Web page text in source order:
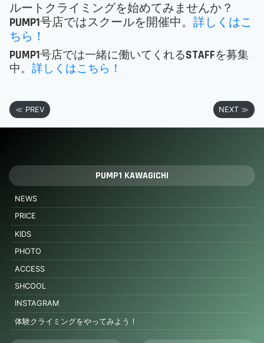
ルートクライミングを始めてみませんか？
PUMP1号店ではスクールを開催中。 詳しくはこ
ちら！
PUMP1号店では一緒に働いてくれるSTAFFを募集
中。 詳しくはこちら！
≪ PREV NEXT ≫
PUMP1 KAWAGICHI
NEWS
PRICE
KIDS
PHOTO
ACCESS
SHCOOL
INSTAGRAM
体験クライミングをやってみよう！